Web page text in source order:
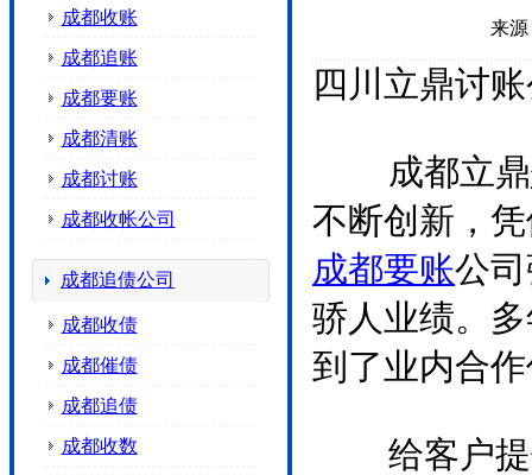
成都收账
成都追账
成都要账
成都清账
成都讨账
成都收帐公司
成都追债公司
成都收债
成都催债
成都追债
成都收数
来源
四川立鼎讨
成都立鼎
不断创新，
成都要账公
骄人业绩。
到了业内合
给客户提